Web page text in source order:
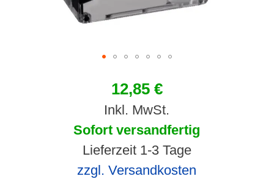
12,85 €
Inkl. MwSt.
Sofort versandfertig
Lieferzeit 1-3 Tage
zzgl. Versandkosten